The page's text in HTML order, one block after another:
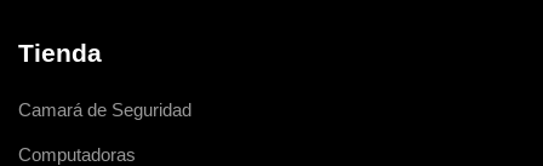
Tienda
Camará de Seguridad
Computadoras